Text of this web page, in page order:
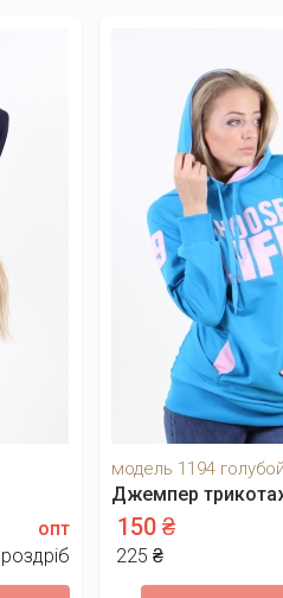
опт
роздріб
модель 1194
Джемпер
150 ₴
225 ₴